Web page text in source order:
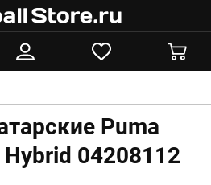
Puma
04208112